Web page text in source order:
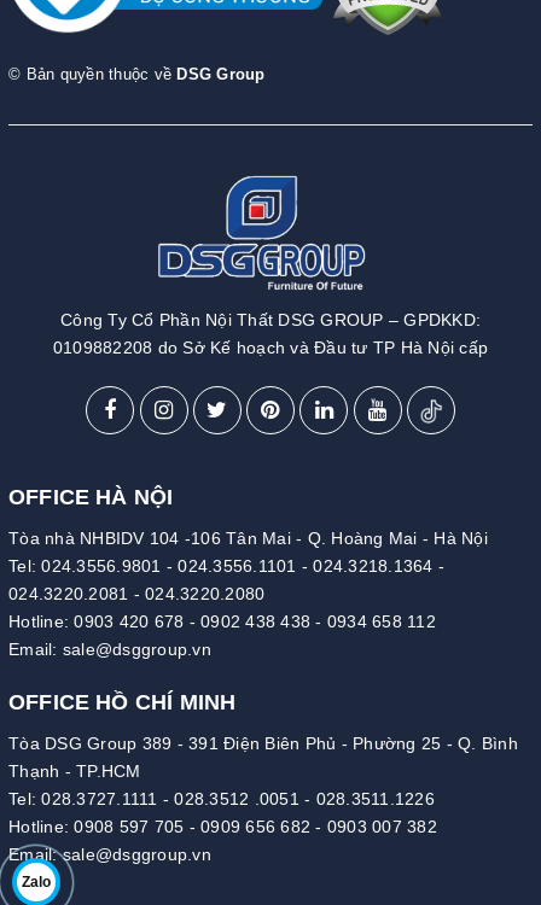
Zalo
© Bản quyền thuộc về DSG Group
Công Ty Cổ Phần Nội Thất DSG GROUP – GPDKKD:
0109882208 do Sở Kế hoạch và Đầu tư TP Hà Nội cấp
OFFICE HÀ NỘI
Tòa nhà NHBIDV 104 -106 Tân Mai - Q. Hoàng Mai - Hà Nội
Tel:024.3556.9801 -024.3556.1101 -024.3218.1364 -
024.3220.2081 - 024.3220.2080
Hotline:0903 420 678 - 0902 438 438 - 0934 658 112
Email: sale@dsggroup.vn
OFFICE HỒ CHÍ MINH
Tòa DSG Group 389 - 391 Điện Biên Phủ - Phường 25 - Q. Bình
Thạnh - TP.HCM
Tel:028.3727.1111 -028.3512 .0051 - 028.3511.1226
Hotline:0908 597 705 - 0909 656 682 - 0903 007 382
Email:sale@dsggroup.vn